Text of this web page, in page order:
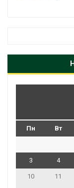
Пн Вт
3 4
10 11